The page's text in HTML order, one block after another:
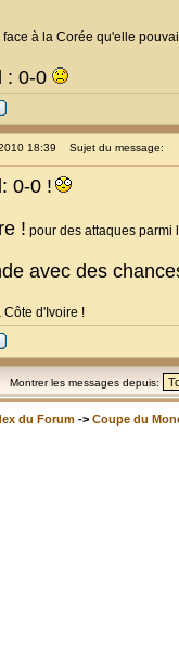
face à la Corée qu'elle
: 0-0
18:39 Sujet du message:
0-0 !
! pour des attaques parmi
avec des
d'Ivoire !
Montrer les messages depuis:
du Forum -> Coupe du